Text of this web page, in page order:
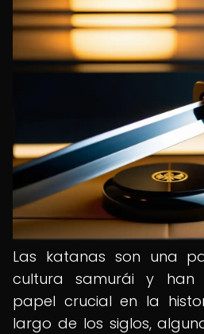
Las katanas son una
cultura samurái y han
papel crucial en la
largo de los siglos,